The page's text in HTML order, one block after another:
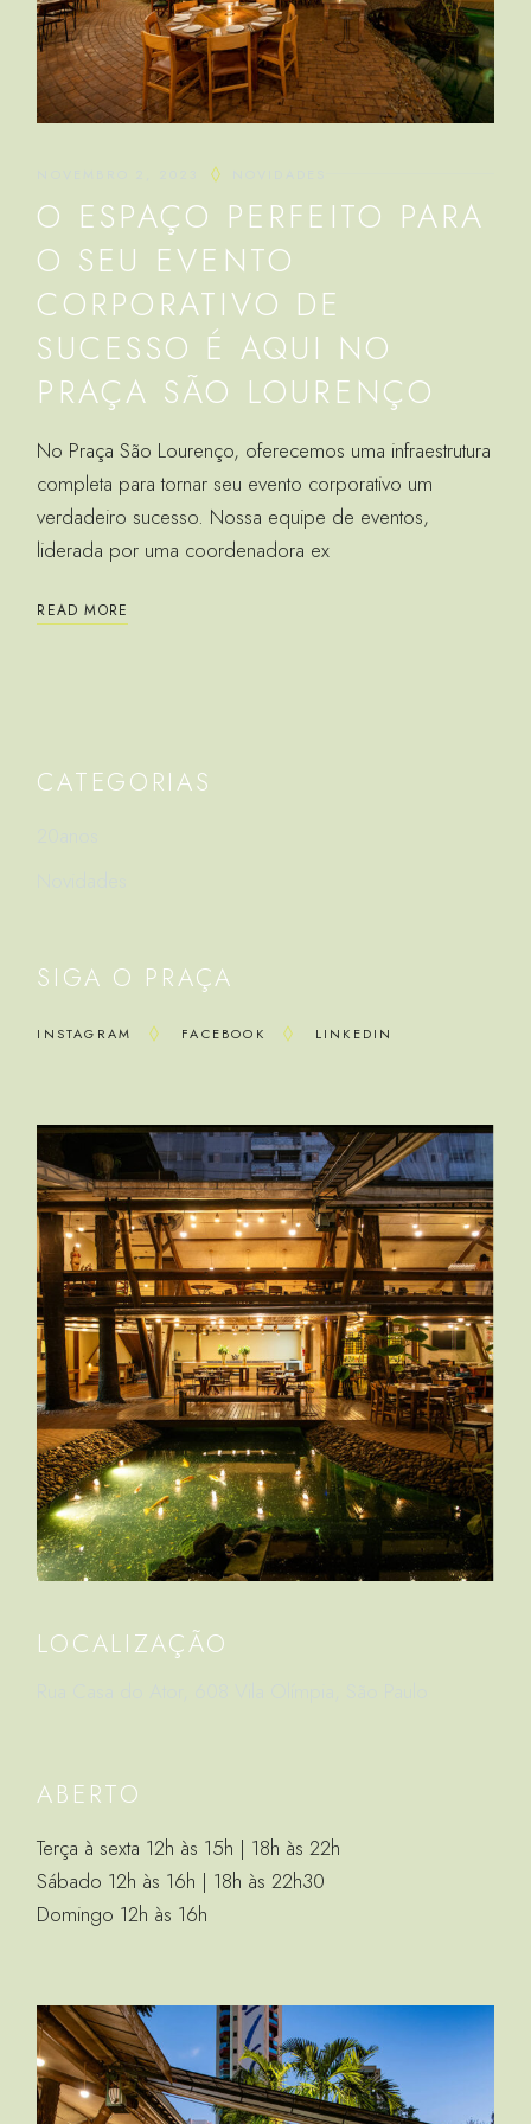
O ESPAÇO PERFEITO PARA
O SEU EVENTO
CORPORATIVO DE
SUCESSO É AQUI NO
PRAÇA SÃO LOURENÇO
No Praça São Lourenço, oferecemos uma infraestrutura
completa para tornar seu evento corporativo um
verdadeiro sucesso. Nossa equipe de eventos,
liderada por uma coordenadora ex
READ MORE
CATEGORIAS
SIGA O PRAÇA
INSTAGRAM FACEBOOK LINKEDIN
LOCALIZAÇÃO
ABERTO
Terça à sexta 12h às 15h | 18h às 22h
Sábado 12h às 16h | 18h às 22h30
Domingo 12h às 16h